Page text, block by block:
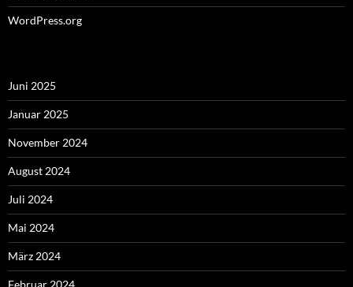
WordPress.org
Juni 2025
Januar 2025
November 2024
August 2024
Juli 2024
Mai 2024
März 2024